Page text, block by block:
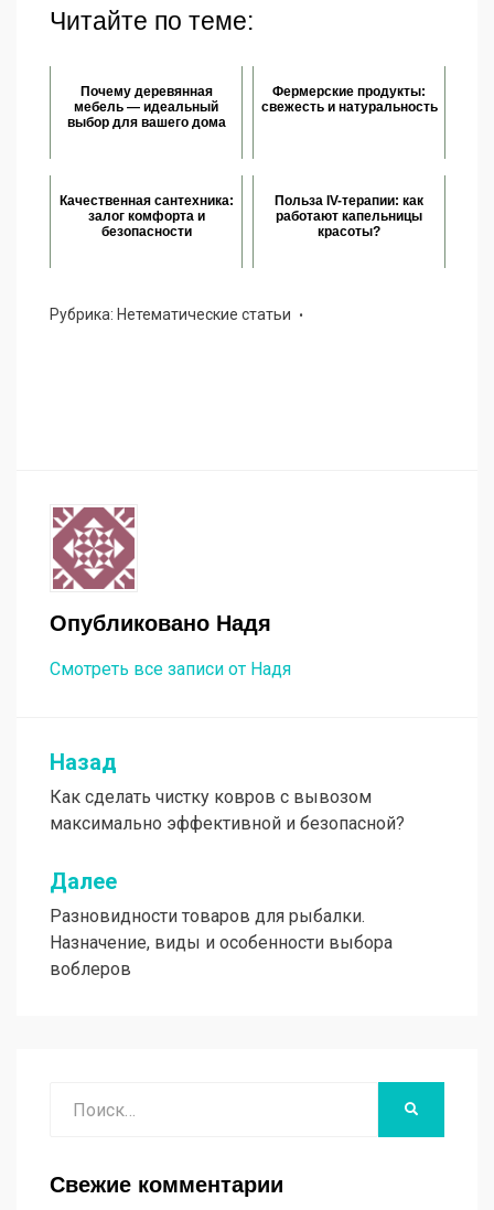
Читайте по теме:
Почему деревянная
мебель — идеальный
выбор для вашего дома
Фермерские продукты:
свежесть и натуральность
Качественная сантехника:
залог комфорта и
безопасности
Польза IV-терапии: как
работают капельницы
красоты?
Рубрика: Нетематические статьи
Опубликовано Надя
Смотреть все записи от Надя
Навигация
по
записям
Назад
Как сделать чистку ковров с вывозом
максимально эффективной и безопасной?
Далее
Разновидности товаров для рыбалки.
Назначение, виды и особенности выбора
воблеров
Свежие комментарии